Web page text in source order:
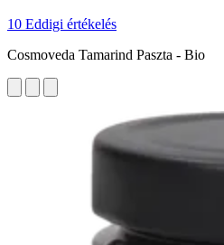
10 Eddigi értékelés
Cosmoveda Tamarind Paszta - Bio